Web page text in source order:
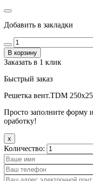
Добавить в закладки
В корзину
Заказать в 1 клик
Быстрый заказ
Решетка вент.TDM
Просто заполните форму
оработку!
x
Количество: